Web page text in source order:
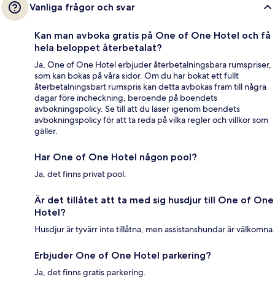
Vanliga frågor och svar
Kan man avboka gratis på One of One Hotel och få
hela beloppet återbetalat?
Ja, One of One Hotel erbjuder återbetalningsbara rumspriser,
som kan bokas på våra sidor. Om du har bokat ett fullt
återbetalningsbart rumspris kan detta avbokas fram till några
dagar före incheckning, beroende på boendets
avbokningspolicy. Se till att du läser igenom boendets
avbokningspolicy för att ta reda på vilka regler och villkor som
gäller.
Har One of One Hotel någon pool?
Ja, det finns privat pool.
Är det tillåtet att ta med sig husdjur till One of One
Hotel?
Husdjur är tyvärr inte tillåtna, men assistanshundar är välkomna.
Erbjuder One of One Hotel parkering?
Ja, det finns gratis parkering.